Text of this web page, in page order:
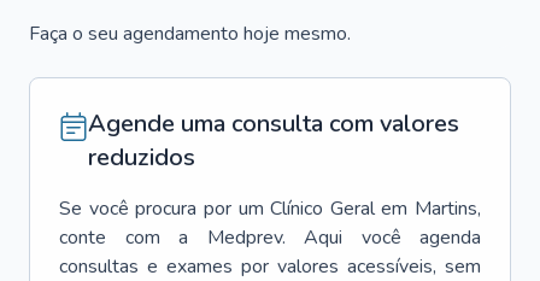
Faça o seu agendamento hoje mesmo.
Agende uma consulta com valores
reduzidos
Se você procura por um Clínico Geral em Martins,
conte com a Medprev. Aqui você agenda
consultas e exames por valores acessíveis, sem